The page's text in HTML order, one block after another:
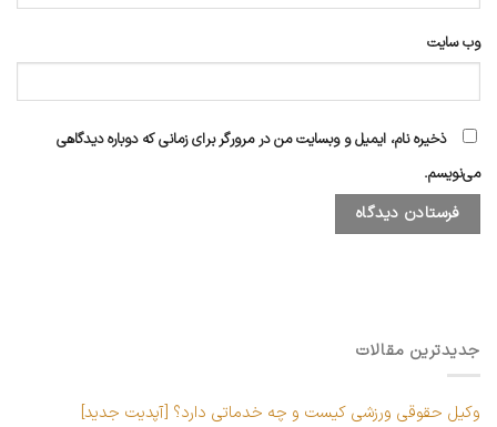
جدیدترین مقالات
وکیل حقوقی ورزشی کیست و چه خدماتی دارد؟ [آپدیت جدید]
وب‌ سایت
ذخیره نام، ایمیل و وبسایت من در مرورگر برای زمانی که دوباره دیدگاهی
می‌نویسم.